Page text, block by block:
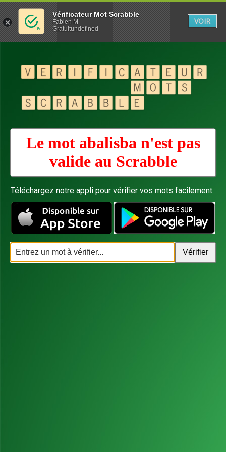
Le mot abalisba n'est pas
valide au Scrabble
Téléchargez notre appli pour vérifier vos mots facilement :
Vérificateur Mot Scrabble
Fabien M
Gratuitundefined
VOIR